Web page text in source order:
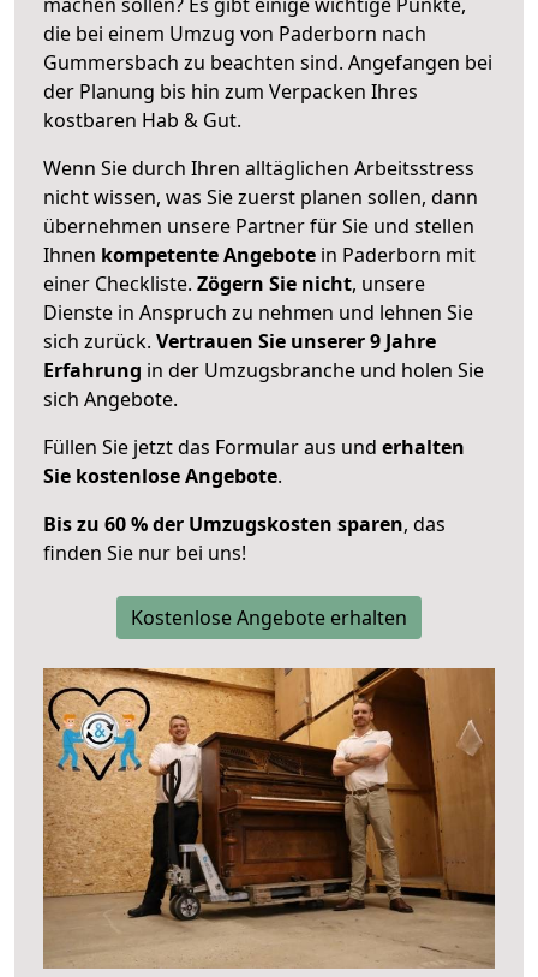
die bei einem Umzug von Paderborn nach
Gummersbach zu beachten sind. Angefangen bei
der Planung bis hin zum Verpacken Ihres
kostbaren Hab & Gut.
Wenn Sie durch Ihren alltäglichen Arbeitsstress
nicht wissen, was Sie zuerst planen sollen, dann
übernehmen unsere Partner für Sie und stellen
Ihnen kompetente Angebote in Paderborn mit
einer Checkliste. Zögern Sie nicht, unsere
Dienste in Anspruch zu nehmen und lehnen Sie
sich zurück. Vertrauen Sie unserer 9 Jahre
Erfahrung in der Umzugsbranche und holen Sie
sich Angebote.
Füllen Sie jetzt das Formular aus und erhalten
Sie kostenlose Angebote.
Bis zu 60 % der Umzugskosten sparen, das
finden Sie nur bei uns!
Kostenlose Angebote erhalten